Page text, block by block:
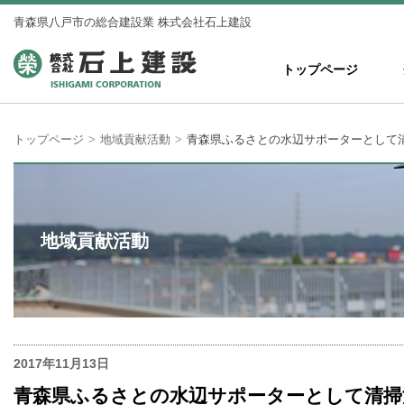
青森県八戸市の総合建設業 株式会社石上建設
トップページ
トップページ 地域貢献活動 青森県ふるさとの水辺サポーターとして
地域貢献活動
2017年11月13日
青森県ふるさとの水辺サポーターとして清